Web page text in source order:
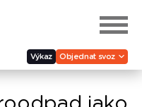
Výkaz Objednat svoz